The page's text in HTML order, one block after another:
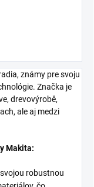
známy pre svoju
Značka je
drevovýrobě,
ale aj medzi
Makita:
robustnou